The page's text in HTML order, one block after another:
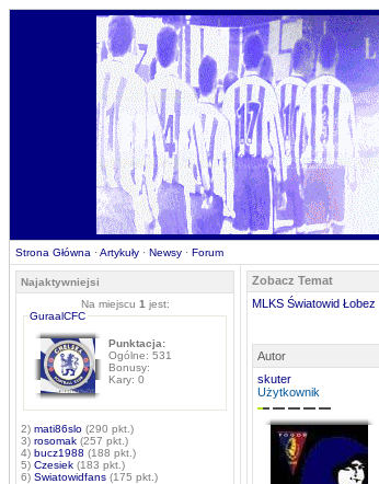
Strona Główna ·Artykuły · Newsy · Forum
Najaktywniejsi
Na miejscu 1 jest:
GuraalCFC
Punktacja:
Ogólne: 531
Bonusy:
Kary: 0
2) mati86slo (290 pkt.)
3) rosomak (257 pkt.)
4) bucz1988 (188 pkt.)
5) Czesiek (183 pkt.)
6) Swiatowidfans (175 pkt.)
Zobacz Temat
MLKS Światowid Łobez
Autor
skuter
Użytkownik